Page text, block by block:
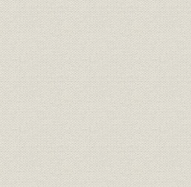
営業二課の思い出 渡辺天地雄
英語のコマーシャル 瀬戸俊彦
当社最初の長期計画の思い出 久城寿
分裂の痛みは残った 矢崎正一
ホームイン保険発売時の思い出 木村
アンノン・クレーム業界を疾る!―